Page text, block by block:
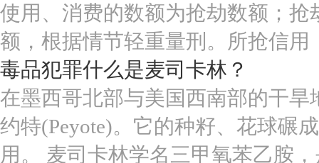
使用、消费的数额为抢劫数额；
额，根据情节轻重量刑。所抢信用
毒品犯罪什么是麦司卡林？
在墨西哥北部与美国西南部的干
约特(Peyote)。它的种籽、花球碾
用。 麦司卡林学名三甲氧苯乙胺